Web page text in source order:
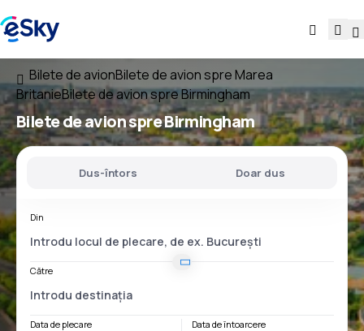
Bilete de avionBilete de avion spre Marea
BritanieBilete de avion spre Birmingham
Bilete de avion spre Birmingham
Dus-întors Doar dus
Din
Către
Data de plecare Data de întoarcere